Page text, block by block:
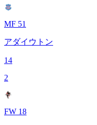
MF 51
アダイウトン
14
2
FW 18